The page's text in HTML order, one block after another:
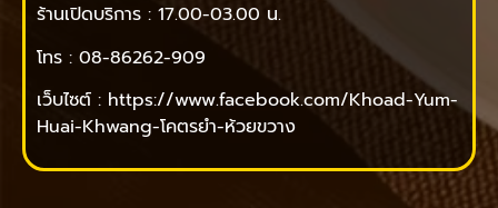
ร้านเปิดบริการ : 17.00-03.00 น.
โทร : 08-86262-909
เว็บไซต์ : https://www.facebook.com/Khoad-Yum-
Huai-Khwang-โคตรยำ-ห้วยขวาง